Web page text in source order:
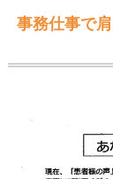
事務仕事で